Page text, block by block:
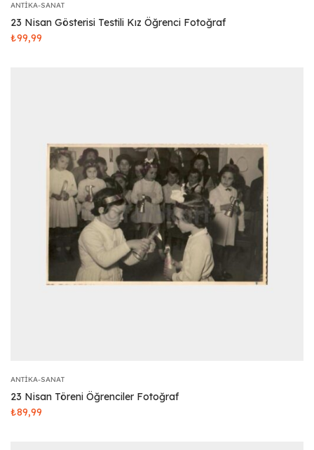
ANTIKA-SANAT
23 Nisan Gösterisi Testili Kız Öğrenci Fotoğraf
₺99,99
ANTIKA-SANAT
23 Nisan Töreni Öğrenciler Fotoğraf
₺89,99